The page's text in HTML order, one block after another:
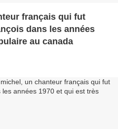
français qui fut
dans les années
au canada